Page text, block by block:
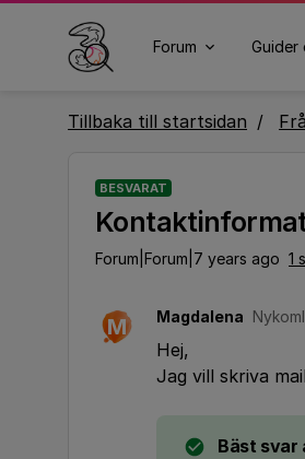
Forum Guider
Tillbaka till startsidan
BESVARAT
Forum|Forum|7 years ago 1
M Magdalena
Hej,
Jag vill skriva
Bäst svar